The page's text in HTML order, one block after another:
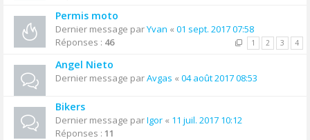
Permis moto
Dernier message parYvan « 01 sept. 2017 07:58
Réponses : 46 1 2 3 4
Angel Nieto
Dernier message parAvgas « 04 août 2017 08:53
Bikers
Dernier message parIgor « 11 juil. 2017 10:12
Réponses : 11